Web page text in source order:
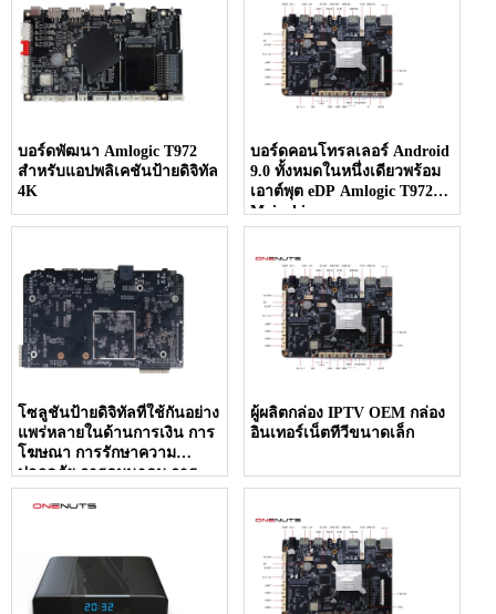
บอร์ดพัฒนา Amlogic T972
สำหรับแอปพลิเคชันป้ายดิจิทัล
4K
บอร์ดคอนโทรลเลอร์ Android
9.0 ทั้งหมดในหนึ่งเดียวพร้อม
เอาต์พุต eDP Amlogic T972
Mainchip
โซลูชันป้ายดิจิทัลที่ใช้กันอย่าง
แพร่หลายในด้านการเงิน การ
โฆษณา การรักษาความ
ปลอดภัย การคมนาคม การ
ขนส่งสาธารณะ ฯลฯ
ผู้ผลิตกล่อง IPTV OEM กล่อง
อินเทอร์เน็ตทีวีขนาดเล็ก